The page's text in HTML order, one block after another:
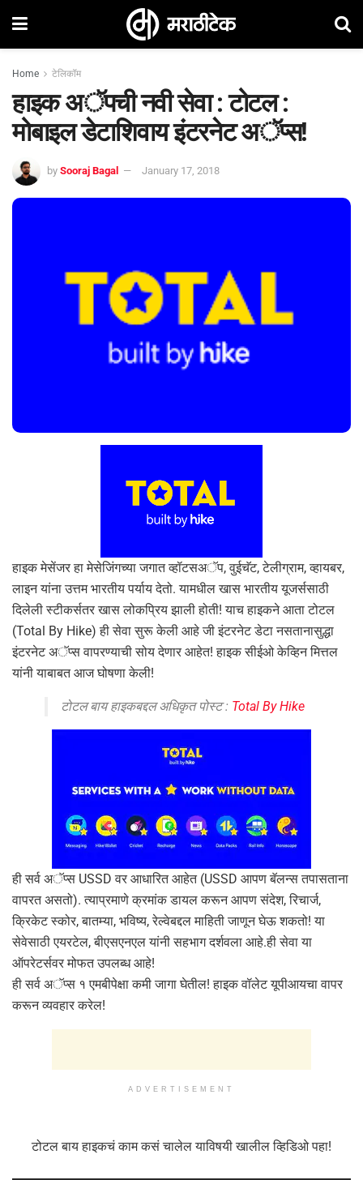
Home टेलिकॉम
हाइक अॅपची नवी सेवा : टोटल :
मोबाइल डेटाशिवाय इंटरनेट अॅप्स!
by Sooraj Bagal January 17, 2018
हाइक मेसेंजर हा मेसेजिंगच्या जगात व्हॉटसअॅप, वुईचॅट, टेलीग्राम, व्हायबर,
लाइन यांना उत्तम भारतीय पर्याय देतो. यामधील खास भारतीय यूजर्ससाठी
दिलेली स्टीकर्सतर खास लोकप्रिय झाली होती! याच हाइकने आता टोटल
(Total By Hike) ही सेवा सुरू केली आहे जी इंटरनेट डेटा नसतानासुद्धा
इंटरनेट अॅप्स वापरण्याची सोय देणार आहेत! हाइक सीईओ केव्हिन मित्तल
यांनी याबाबत आज घोषणा केली!
टोटल बाय हाइकबद्दल अधिकृत पोस्ट : Total By Hike
ही सर्व अॅप्स USSD वर आधारित आहेत (USSD आपण बॅलन्स तपासताना
वापरत असतो). त्याप्रमाणे क्रमांक डायल करून आपण संदेश, रिचार्ज,
क्रिकेट स्कोर, बातम्या, भविष्य, रेल्वेबद्दल माहिती जाणून घेऊ शकतो! या
सेवेसाठी एयरटेल, बीएसएनएल यांनी सहभाग दर्शवला आहे.ही सेवा या
ऑपरेटर्सवर मोफत उपलब्ध आहे!
ही सर्व अॅप्स १ एमबीपेक्षा कमी जागा घेतील! हाइक वॉलेट यूपीआयचा वापर
करून व्यवहार करेल!
ADVERTISEMENT
टोटल बाय हाइकचं काम कसं चालेल याविषयी खालील व्हिडिओ पहा!